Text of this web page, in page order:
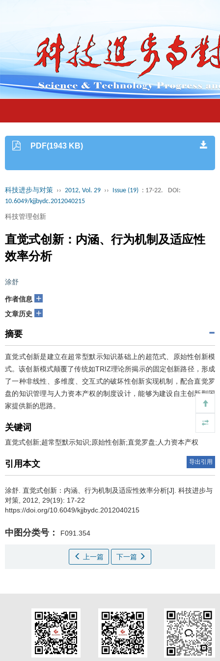
PDF(1943 KB)
科技进步与对策 ›› 2012, Vol. 29 ›› Issue (19) : 17-22.
DOI:
10.6049/kjjbydc.2012040215
科技管理创新
直觉式创新：内涵、行为机制及适应性
效率分析
涂舒
作者信息 +
文章历史 +
摘要
直觉式创新是建立在超常型默示知识基础上的超范式、原始性创新模
式。该创新模式颠覆了传统如TRIZ理论所揭示的固定创新路径，形成
了一种非线性、多维度、交互式的破坏性创新实现机制，配合直觉罗
盘的知识管理与人力资本产权的制度设计，能够为建设自主创新型国
家提供新的思路。
关键词
直觉式创新;超常型默示知识;原始性创新;直觉罗盘;人力资本产权
引用本文 导出引用
涂舒 直觉式创新：内涵、行为机制及适应性效率分析[J]. 科技进步与
对策, 2012, 29(19): 17-22
https://doi.org/10.6049/kjjbydc.2012040215
中图分类号： F091.354
上一篇 下一篇